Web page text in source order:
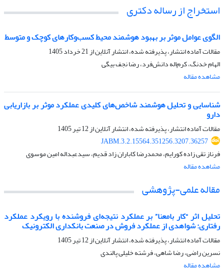
استخراج از رساله دکتری
الگوی عوامل موثر بر بهبود هوشمند محیط کسب‌و‌کارهای کوچک و متوسط
مقالات آماده انتشار، پذیرفته شده، انتشار آنلاین از21 خرداد 1405
الهام خدنگ، کرم‌اله دانش‌فرد، رضا نجف بیگی
مشاهده مقاله
شناسایی و تحلیل هوشمند شاخص‌های کلیدی عملکرد موثر بر بازاریابی
دارو
مقالات آماده انتشار، پذیرفته شده، انتشار آنلاین از12 تیر 1405
JABM.3.2.15564.351256.3207.36257
فرناز تقی زاده کورایم، محمدرضا کاباران زاد قدیم، سیدعبداله امین موسوی
مشاهده مقاله
مقاله علمی-پژوهشی
تحلیل اثر “کار بامعنا” بر عملکرد نتیجه‌ای فروشنده با رویکرد عملکرد
رفتاری: شواهدی از عملکرد فروش در صنعت بانکداری الکترونیک
مقالات آماده انتشار، پذیرفته شده، انتشار آنلاین از12 تیر 1405
نسرین راضی، رضا شاهی، فرشته خلیلی پالندی
مشاهده مقاله